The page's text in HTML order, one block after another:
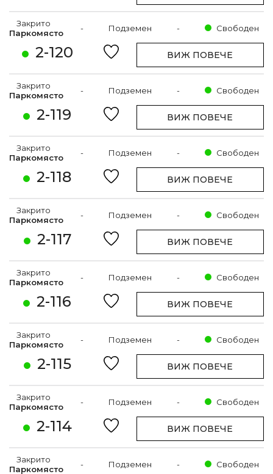
2-120
Закрито
Паркомясто
- Подземен - Свободен
ВИЖ ПОВЕЧЕ
2-119
Закрито
Паркомясто
- Подземен - Свободен
ВИЖ ПОВЕЧЕ
2-118
Закрито
Паркомясто
- Подземен - Свободен
ВИЖ ПОВЕЧЕ
2-117
Закрито
Паркомясто
- Подземен - Свободен
ВИЖ ПОВЕЧЕ
2-116
Закрито
Паркомясто
- Подземен - Свободен
ВИЖ ПОВЕЧЕ
2-115
Закрито
Паркомясто
- Подземен - Свободен
ВИЖ ПОВЕЧЕ
2-114
Закрито
Паркомясто
- Подземен - Свободен
ВИЖ ПОВЕЧЕ
Закрито
Паркомясто
- Подземен - Свободен